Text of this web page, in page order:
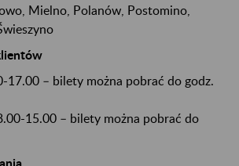
, Mielno , Polanów , Postomino
17.00 – bilety można pobrać do godz.
15.00 – bilety można pobrać do